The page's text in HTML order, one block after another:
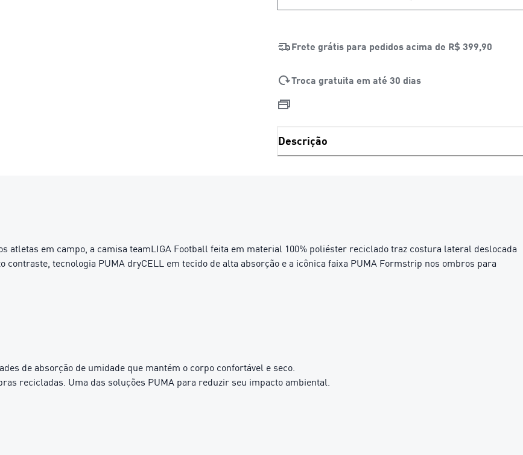
Frete grátis para pedidos acima de R$ 399,90
Troca gratuita em até 30 dias
Descrição
atletas em campo, a camisa teamLIGA Football feita em material 100% poliéster reciclado traz costura lateral deslocada
tecnologia PUMA dryCELL em tecido de alta absorção e a icônica faixa PUMA Formstrip nos ombros para
de absorção de umidade que mantém o corpo confortável e seco.
recicladas. Uma das soluções PUMA para reduzir seu impacto ambiental.